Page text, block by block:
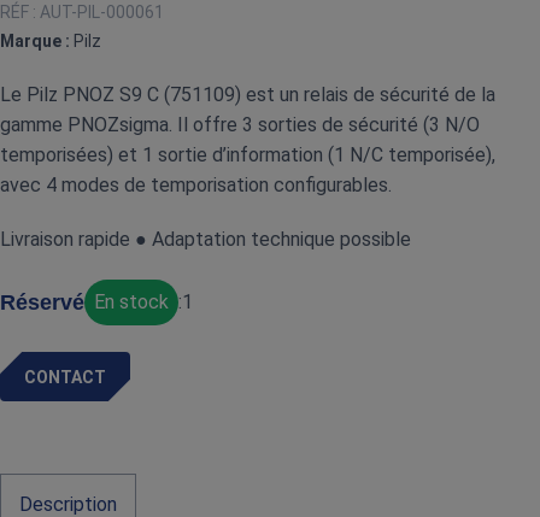
RÉF : AUT-PIL-000061
Marque : Pilz
Le Pilz PNOZ S9 C (751109) est un relais de sécurité de la
gamme PNOZsigma. Il offre 3 sorties de sécurité (3 N/O
temporisées) et 1 sortie d’information (1 N/C temporisée),
avec 4 modes de temporisation configurables.
Livraison rapide ● Adaptation technique possible
Réservé En stock :1
CONTACT
Description